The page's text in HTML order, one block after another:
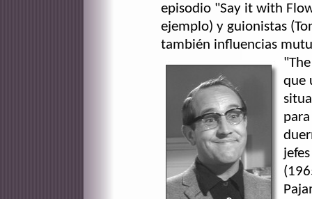
episodio "Say it with
ejemplo) y guionistas
también influencias
que